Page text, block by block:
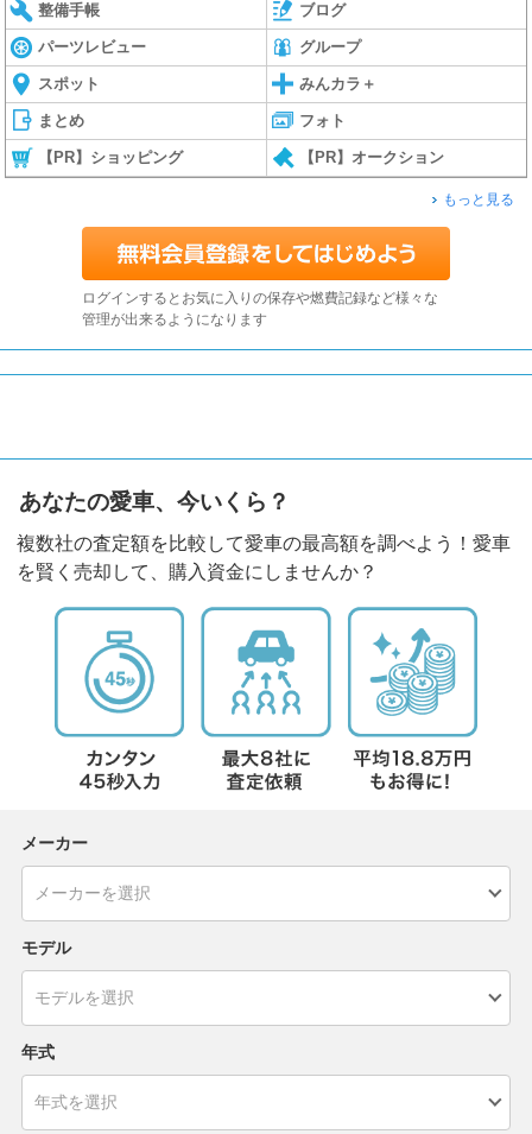
整備手帳 ブログ
パーツレビュー グループ
スポット みんカラ＋
まとめ フォト
【PR】ショッピング 【PR】オークション
もっと見る
ログインするとお気に入りの保存や燃費記録など様々な
管理が出来るようになります
あなたの愛車、今いくら？
複数社の査定額を比較して愛車の最高額を調べよう！愛車
を賢く売却して、購入資金にしませんか？
メーカー
モデル
年式